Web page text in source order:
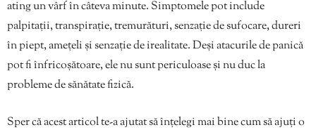
ating un vârf în câteva minute. Simptomele pot include
palpitații, transpirație, tremurături, senzație de sufocare, dureri
în piept, amețeli și senzație de irealitate. Deși atacurile de panică
pot fi înfricoșătoare, ele nu sunt periculoase și nu duc la
probleme de sănătate fizică.
Sper că acest articol te-a ajutat să înțelegi mai bine cum să ajuți o